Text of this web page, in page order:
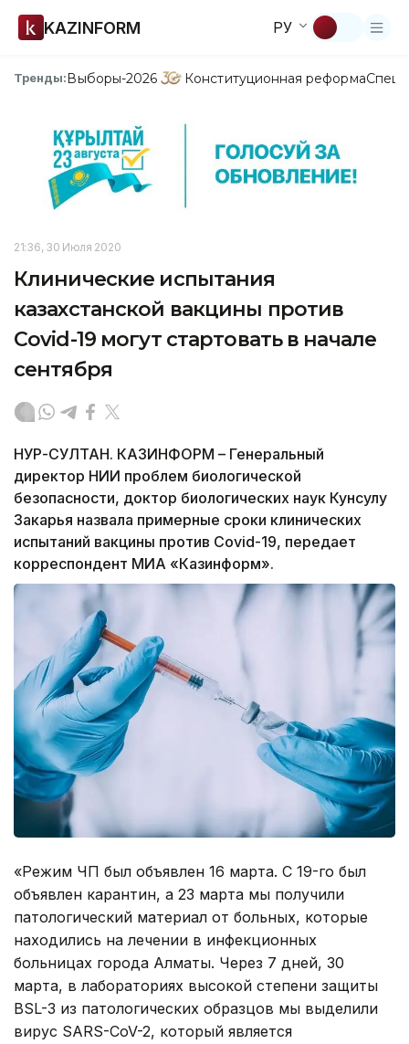
KAZINFORM РУ
Тренды:Выборы-2026 Конституционная реформа
21:36, 30 Июля 2020
Клинические испытания
казахстанской вакцины против
Covid-19 могут стартовать в начале
сентября
НУР-СУЛТАН. КАЗИНФОРМ – Генеральный
директор НИИ проблем биологической
безопасности, доктор биологических наук Кунсулу
Закарья назвала примерные сроки клинических
испытаний вакцины против Covid-19, передает
корреспондент МИА «Казинформ».
«Режим ЧП был объявлен 16 марта. С 19-го был
объявлен карантин, а 23 марта мы получили
патологический материал от больных, которые
находились на лечении в инфекционных
больницах города Алматы. Через 7 дней, 30
марта, в лабораториях высокой степени защиты
BSL-3 из патологических образцов мы выделили
вирус SARS-CoV-2, который является